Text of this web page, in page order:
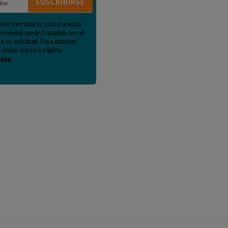
SUSCRIBIRSE
formulario, usted acepta
serán tratados con el
su solicitud. Para obtener
visite nuestra página
.